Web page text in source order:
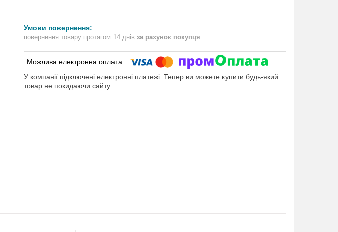
повернення товару протягом 14 днів за рахунок покупця
У компанії підключені електронні платежі. Тепер ви можете купити будь-який
товар не покидаючи сайту.